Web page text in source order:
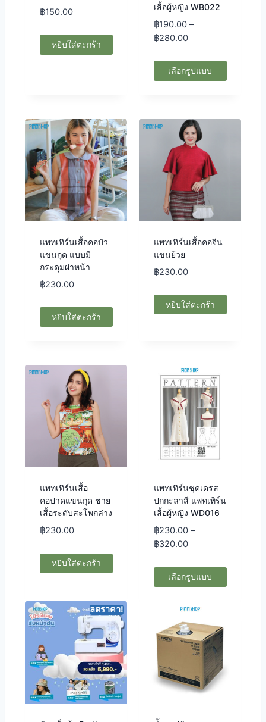
฿150.00
หยิบใส่ตะกร้า
เสื้อผู้หญิง WB022
฿190.00 –
฿280.00
เลือกรูปแบบ
แพทเทิร์นเสื้อคอบัว
แขนกุด แบบมี
กระดุมผ่าหน้า
฿230.00
หยิบใส่ตะกร้า
แพทเทิร์นเสื้อคอจีน
แขนย้วย
฿230.00
หยิบใส่ตะกร้า
แพทเทิร์นเสื้อ
คอปาดแขนกุด ชาย
เสื้อระดับสะโพกล่าง
฿230.00
หยิบใส่ตะกร้า
แพทเทิร์นชุดเดรส
ปกกะลาสี แพทเทิร์น
เสื้อผู้หญิง WD016
฿230.00 –
฿320.00
เลือกรูปแบบ
ลดราคา!